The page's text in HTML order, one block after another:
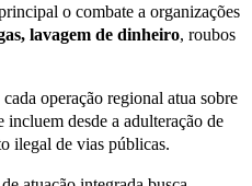
o combate a organizações
lavagem de dinheiro, roubos
operação regional atua sobre
incluem desde a adulteração de
ilegal de vias públicas.